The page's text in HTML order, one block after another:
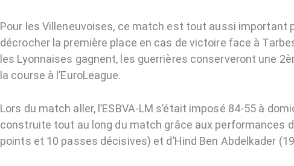
Pour les Villeneuvoises, ce match est tout aussi important
décrocher la première place en cas de victoire face à
les Lyonnaises gagnent, les guerrières conserveront une
la course à l’EuroLeague.
Lors du match aller, l’ESBVA-LM s’était imposé 84-55 à
construite tout au long du match grâce aux performances
points et 10 passes décisives) et d’Hind Ben Abdelkader